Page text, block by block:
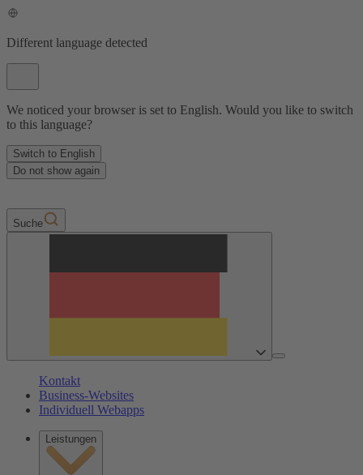
Different language detected
We noticed your browser is set to English. Would you like to switch
to this language?
Switch to English
Do not show again
Suche
Kontakt
Business-Websites
Individuell Webapps
Leistungen